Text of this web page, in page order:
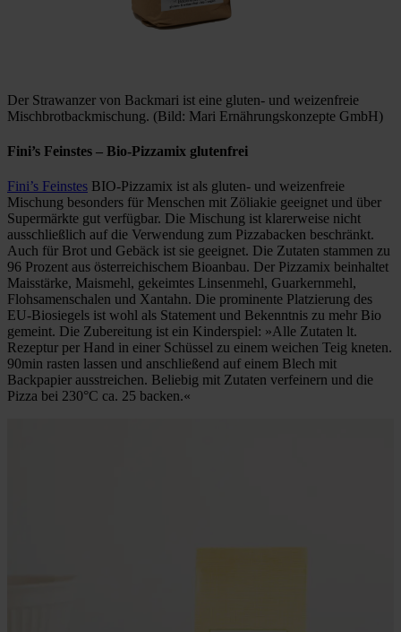
Der Strawanzer von Backmari ist eine gluten- und weizenfreie
Mischbrotbackmischung. (Bild: Mari Ernährungskonzepte GmbH)
Fini’s Feinstes – Bio-Pizzamix glutenfrei
Fini’s Feinstes BIO-Pizzamix ist als gluten- und weizenfreie
Mischung besonders für Menschen mit Zöliakie geeignet und über
Supermärkte gut verfügbar. Die Mischung ist klarerweise nicht
ausschließlich auf die Verwendung zum Pizzabacken beschränkt.
Auch für Brot und Gebäck ist sie geeignet. Die Zutaten stammen zu
96 Prozent aus österreichischem Bioanbau. Der Pizzamix beinhaltet
Maisstärke, Maismehl, gekeimtes Linsenmehl, Guarkernmehl,
Flohsamenschalen und Xantahn. Die prominente Platzierung des
EU-Biosiegels ist wohl als Statement und Bekenntnis zu mehr Bio
gemeint. Die Zubereitung ist ein Kinderspiel: »Alle Zutaten lt.
Rezeptur per Hand in einer Schüssel zu einem weichen Teig kneten.
90min rasten lassen und anschließend auf einem Blech mit
Backpapier ausstreichen. Beliebig mit Zutaten verfeinern und die
Pizza bei 230°C ca. 25 backen.«